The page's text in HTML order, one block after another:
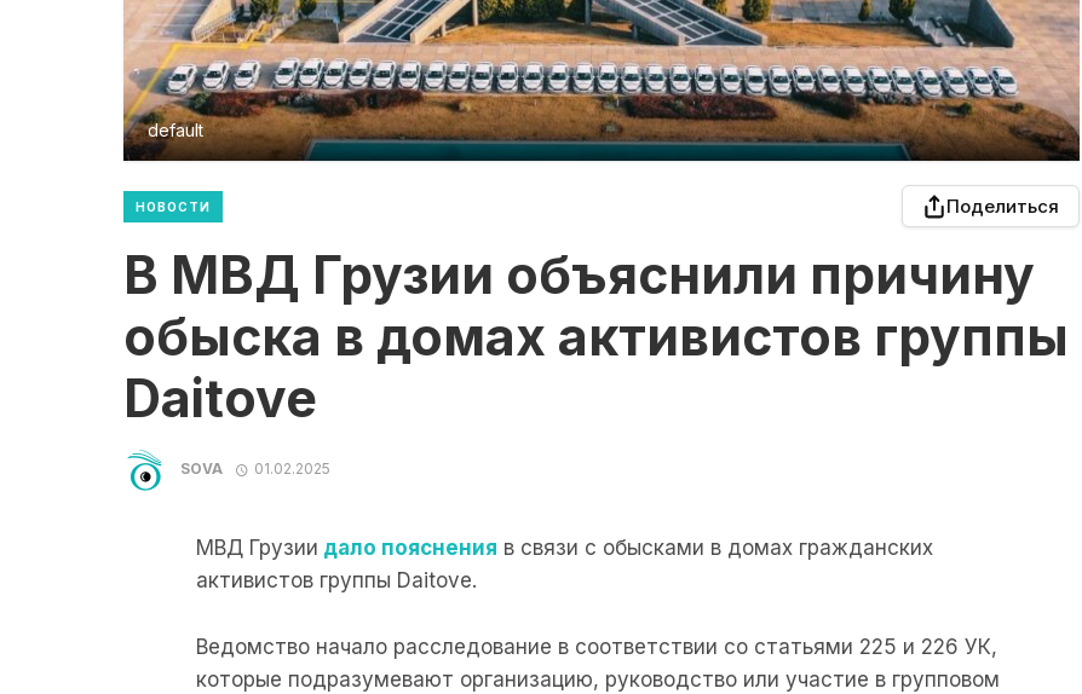
default
НОВОСТИ Поделиться
В МВД Грузии объяснили причину
обыска в домах активистов группы
Daitove
SOVA 01.02.2025
МВД Грузии дало пояснения в связи с обысками в домах гражданских
активистов группы Daitove.
Ведомство начало расследование в соответствии со статьями 225 и 226 УК,
которые подразумевают организацию, руководство или участие в групповом